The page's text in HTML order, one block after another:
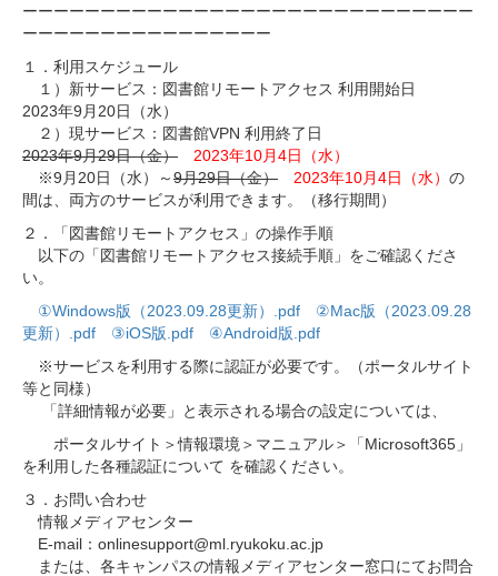
ーーーーーーーーーーーーーーーーーーーーーーーーーーーーー
ーーーーーーーーーーーーーーーー
１．利用スケジュール
１）新サービス：図書館リモートアクセス 利用開始日
2023年9月20日（水）
２）現サービス：図書館VPN 利用終了日
2023年9月29日（金）
2023年10月4日（水）
※9月20日（水）～9月29日（金） 2023年10月4日（水） の
間は、両方のサービスが利用できます。（移行期間）
２．「図書館リモートアクセス」の操作手順
以下の「図書館リモートアクセス接続手順」をご確認くださ
い。
①Windows版（2023.09.28更新）.pdf
②Mac版（2023.09.28
更新）.pdf
③iOS版.pdf
④Android版.pdf
※サービスを利用する際に認証が必要です。（ポータルサイト
等と同様）
「詳細情報が必要」と表示される場合の設定については、
ポータルサイト＞情報環境＞マニュアル＞「Microsoft365」
を利用した各種認証について を確認ください。
３．お問い合わせ
情報メディアセンター
E-mail：onlinesupport@ml.ryukoku.ac.jp
または、各キャンパスの情報メディアセンター窓口にてお問合